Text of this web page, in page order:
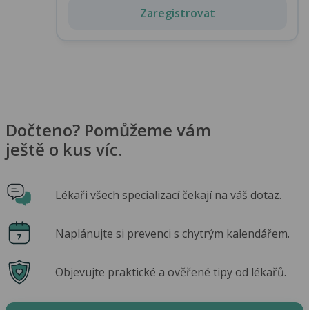
Zaregistrovat
Dočteno? Pomůžeme vám
ještě o kus víc.
Lékaři všech specializací čekají na váš dotaz.
Naplánujte si prevenci s chytrým kalendářem.
Objevujte praktické a ověřené tipy od lékařů.